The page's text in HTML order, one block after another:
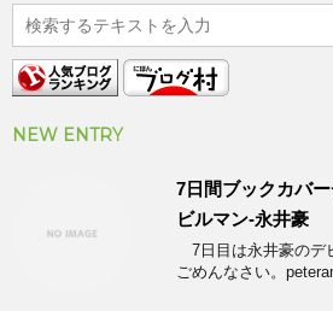
NEW ENTRY
7日間ブックカバ
ビルマン-永井豪
7日目は永井豪のデ
ごめんなさい。